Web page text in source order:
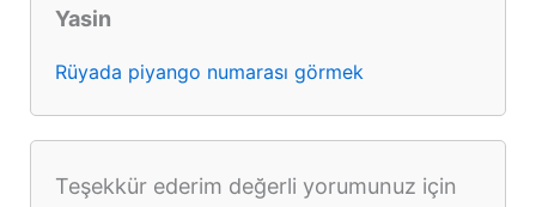
Yasin
Rüyada piyango numarası görmek
Teşekkür ederim değerli yorumunuz için